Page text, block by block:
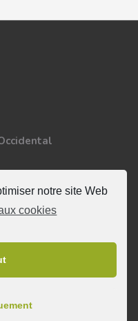
notre site Web
cookies